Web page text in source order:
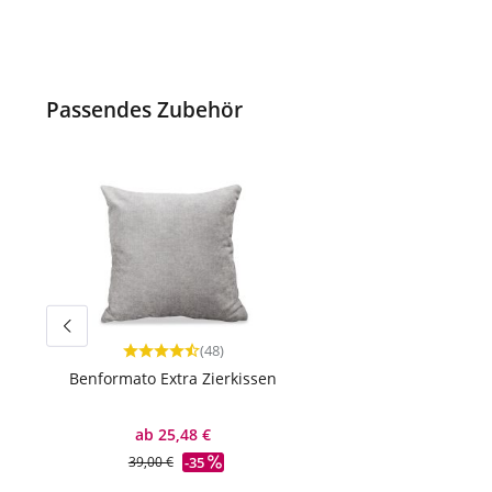
Passendes Zubehör
Durchschnittliche Bewertung von 4.54 von 5
(48)
Benformato Extra Zierkissen
ab 25,48 €
39,00 € -35